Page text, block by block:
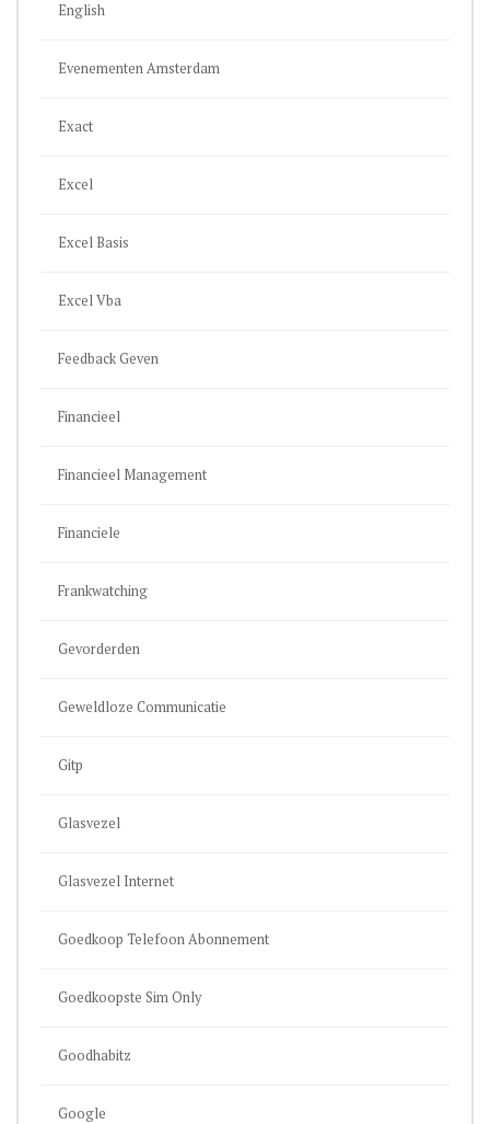
English
Evenementen Amsterdam
Exact
Excel
Excel Basis
Excel Vba
Feedback Geven
Financieel
Financieel Management
Financiele
Frankwatching
Gevorderden
Geweldloze Communicatie
Gitp
Glasvezel
Glasvezel Internet
Goedkoop Telefoon Abonnement
Goedkoopste Sim Only
Goodhabitz
Google